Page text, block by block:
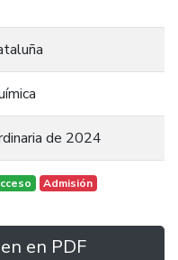
de 2024
Admisión
en PDF